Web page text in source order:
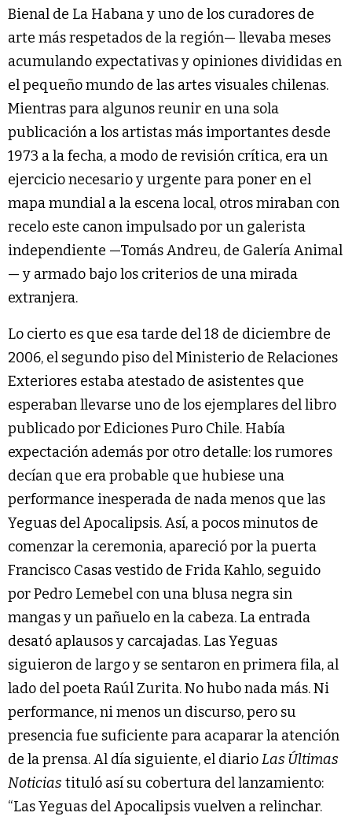
Bienal de La Habana y uno de los curadores de
arte más respetados de la región— llevaba meses
acumulando expectativas y opiniones divididas en
el pequeño mundo de las artes visuales chilenas.
Mientras para algunos reunir en una sola
publicación a los artistas más importantes desde
1973 a la fecha, a modo de revisión crítica, era un
ejercicio necesario y urgente para poner en el
mapa mundial a la escena local, otros miraban con
recelo este canon impulsado por un galerista
independiente —Tomás Andreu, de Galería Animal
— y armado bajo los criterios de una mirada
extranjera.
Lo cierto es que esa tarde del 18 de diciembre de
2006, el segundo piso del Ministerio de Relaciones
Exteriores estaba atestado de asistentes que
esperaban llevarse uno de los ejemplares del libro
publicado por Ediciones Puro Chile. Había
expectación además por otro detalle: los rumores
decían que era probable que hubiese una
performance inesperada de nada menos que las
Yeguas del Apocalipsis. Así, a pocos minutos de
comenzar la ceremonia, apareció por la puerta
Francisco Casas vestido de Frida Kahlo, seguido
por Pedro Lemebel con una blusa negra sin
mangas y un pañuelo en la cabeza. La entrada
desató aplausos y carcajadas. Las Yeguas
siguieron de largo y se sentaron en primera fila, al
lado del poeta Raúl Zurita. No hubo nada más. Ni
performance, ni menos un discurso, pero su
presencia fue suficiente para acaparar la atención
de la prensa. Al día siguiente, el diarioLas Últimas
Noticias tituló así su cobertura del lanzamiento:
“Las Yeguas del Apocalipsis vuelven a relinchar.